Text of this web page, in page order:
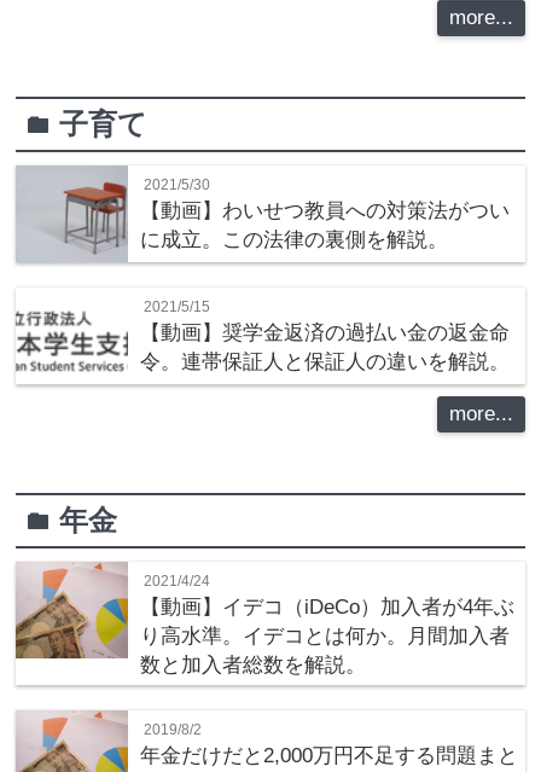
more...
folder子育て
2021/5/30
【動画】わいせつ教員への対策法がつい
に成立。この法律の裏側を解説。
2021/5/15
【動画】奨学金返済の過払い金の返金命
令。連帯保証人と保証人の違いを解説。
more...
folder年金
2021/4/24
【動画】イデコ（iDeCo）加入者が4年ぶ
り高水準。イデコとは何か。月間加入者
数と加入者総数を解説。
2019/8/2
年金だけだと2,000万円不足する問題まと